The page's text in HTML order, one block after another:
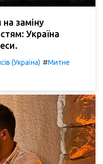
заміну
Україна
(Україна) #Митне